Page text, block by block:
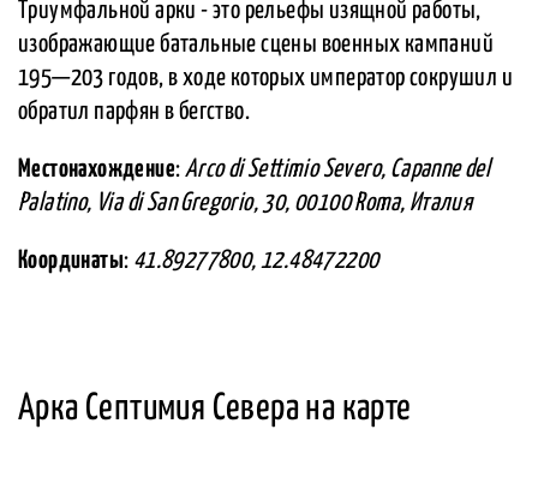
Триумфальной арки - это рельефы изящной работы,
изображающие батальные сцены военных кампаний
195—203 годов, в ходе которых император сокрушил и
обратил парфян в бегство.
Местонахождение: Arco di Settimio Severo, Capanne del
Palatino, Via di San Gregorio, 30, 00100 Roma, Италия
Координаты: 41.89277800, 12.48472200
Арка Септимия Севера на карте